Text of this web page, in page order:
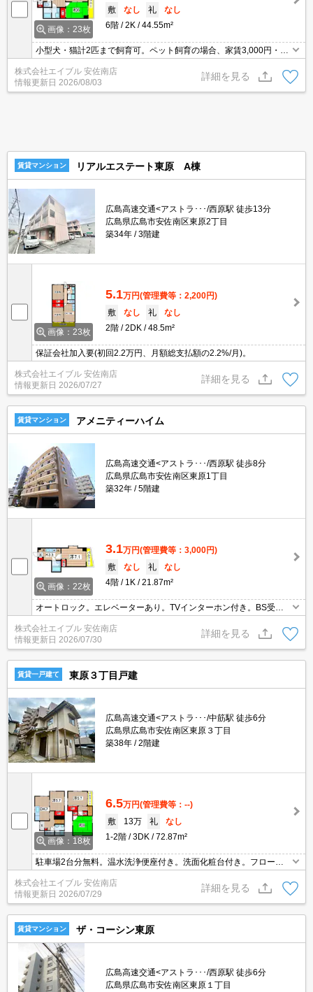
画像：23枚
敷
なし 礼
なし
6階
2K 44.55m²
小型犬・猫計2匹まで飼育可。ペット飼育の場合、家賃3,000円・敷
金1ヵ月増。駐輪場登録料200円要。オートロック。温水洗浄便座付
き。BS受信可。CATV受信可。アストラムライン西原駅へ徒歩9分。
株式会社エイブル 安佐南店
情報更新日 2026/08/03
詳細を見る
賃貸マンション リアルエステート東原 A棟
広島高速交通<アストラ･･･/西原駅 徒歩13分
広島県広島市安佐南区東原2丁目
築34年
3階建
画像：23枚
5.1万円(管理費等：2,200円)
敷
なし 礼
なし
2階
2DK 48.5m²
保証会社加入要(初回2.2万円、月額総支払額の2.2%/月)。
株式会社エイブル 安佐南店
情報更新日 2026/07/27
詳細を見る
賃貸マンション アメニティーハイム
広島高速交通<アストラ･･･/西原駅 徒歩8分
広島県広島市安佐南区東原1丁目
築32年
5階建
画像：22枚
3.1万円(管理費等：3,000円)
敷
なし 礼
なし
4階
1K 21.87m²
オートロック。エレベーターあり。TVインターホン付き。BS受信
可。エアコン付き。クローゼット付。IHクッキングヒーター付き。
CATV受信可。
株式会社エイブル 安佐南店
情報更新日 2026/07/30
詳細を見る
賃貸一戸建て 東原３丁目戸建
広島高速交通<アストラ･･･/中筋駅 徒歩6分
広島県広島市安佐南区東原３丁目
築38年
2階建
画像：18枚
6.5万円(管理費等：--)
敷
13万 礼
なし
1-2階
3DK 72.87m²
駐車場2台分無料。温水洗浄便座付き。洗面化粧台付き。フローリ
ング。専用庭付き。スーパーへ390m。ローソンへ400m。弁当屋へ
440m。セブンイレブンへ480m。仲介手数料家賃の0.55ヵ月分。
株式会社エイブル 安佐南店
情報更新日 2026/07/29
詳細を見る
賃貸マンション ザ・コーシン東原
広島高速交通<アストラ･･･/西原駅 徒歩6分
広島県広島市安佐南区東原１丁目